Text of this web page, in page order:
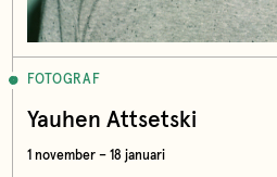
FOTOGRAF
Yauhen Attsetski
1 november – 18 januari